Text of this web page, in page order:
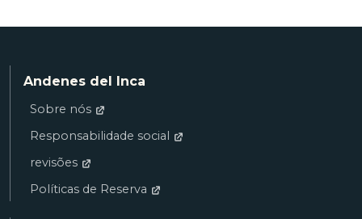
Andenes del Inca
Sobre nós
Responsabilidade social
revisões
Políticas de Reserva